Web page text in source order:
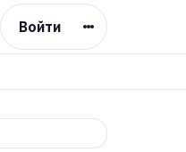
Войти